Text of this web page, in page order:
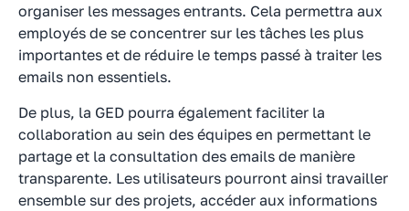
organiser les messages entrants. Cela permettra aux
employés de se concentrer sur les tâches les plus
importantes et de réduire le temps passé à traiter les
emails non essentiels.
De plus, la GED pourra également faciliter la
collaboration au sein des équipes en permettant le
partage et la consultation des emails de manière
transparente. Les utilisateurs pourront ainsi travailler
ensemble sur des projets, accéder aux informations